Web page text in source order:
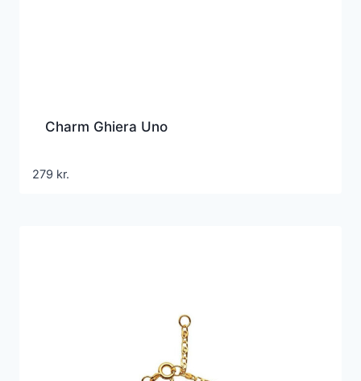
Charm Ghiera Uno
279 kr.